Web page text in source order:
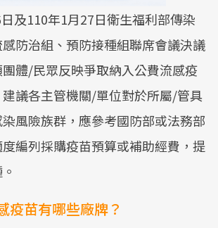
及110年1月27日衛生福利部傳染
防治組、預防接種組聯席會議決議
體/民眾反映爭取納入公費流感疫
議各主管機關/單位對於所屬/管具
風險族群，應參考國防部或法務部
編列採購疫苗預算或補助經費，提
疫苗有哪些廠牌？